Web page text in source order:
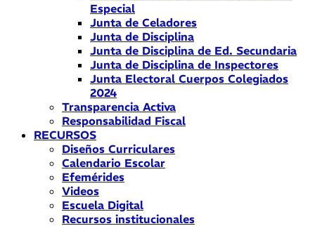
Especial
Junta de Celadores
Junta de Disciplina
Junta de Disciplina de Ed. Secundaria
Junta de Disciplina de Inspectores
Junta Electoral Cuerpos Colegiados
2024
Transparencia Activa
Responsabilidad Fiscal
RECURSOS
Diseños Curriculares
Calendario Escolar
Efemérides
Videos
Escuela Digital
Recursos institucionales